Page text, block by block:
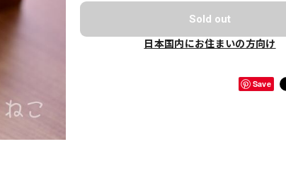
Sold out
日本国内にお住まいの方向け
Save